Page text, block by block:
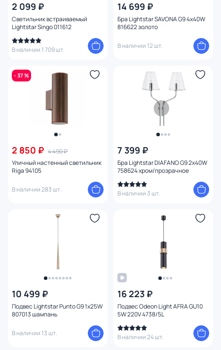
2 099 ₽
Светильник встраиваемый
Lightstar Singo 011612
В наличии 1 709 шт.
14 699 ₽
Бра Lightstar SAVONA G9 4х40W
816622 золото
В наличии 12 шт.
- 37 %
2 850 ₽ 4 490 ₽
Уличный настенный светильник
Riga 94105
В наличии 283 шт.
7 399 ₽
Бра Lightstar DIAFANO G9 2х40W
758624 хром/прозрачное
В наличии 3 шт.
10 499 ₽
Подвес Lightstar Punto G9 1х25W
807013 шампань
В наличии 13 шт.
16 223 ₽
Подвес Odeon Light AFRA GU10
5W 220V 4738/5L
В наличии 24 шт.